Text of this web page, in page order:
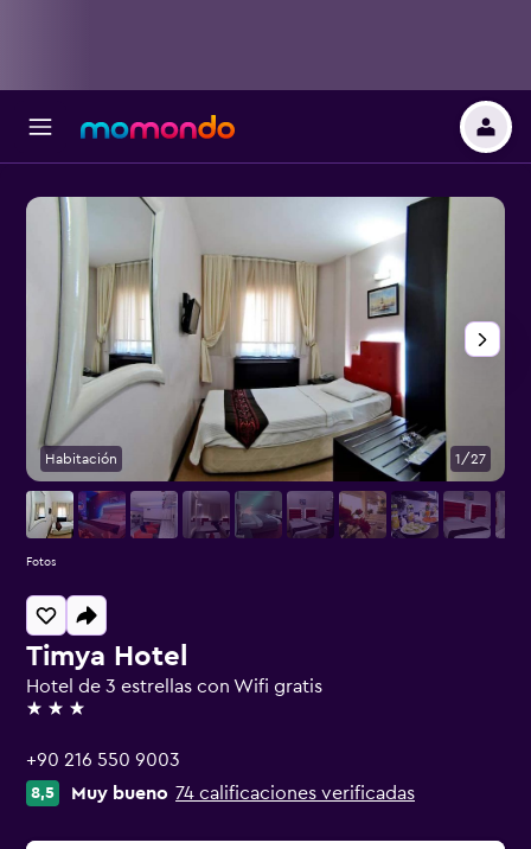
Timya Hotel
Hotel de 3 estrellas con Wifi gratis
3 estrellas
+90 216 550 9003
8,5 Muy bueno 74 calificaciones verificadas
Habitación 1/27
Fotos